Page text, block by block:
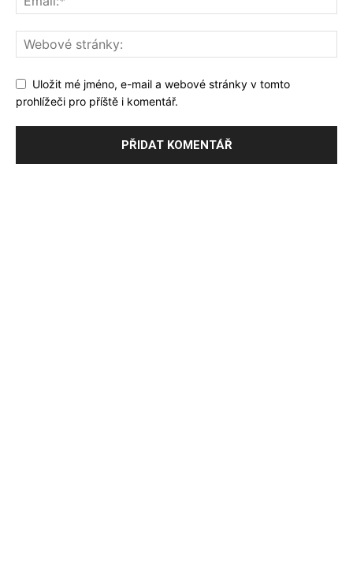
Uložit mé jméno, e-mail a webové stránky v tomto
prohlížeči pro příště i komentář.